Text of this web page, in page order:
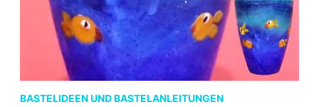
BASTELIDEEN UND BASTELANLEITUNGEN